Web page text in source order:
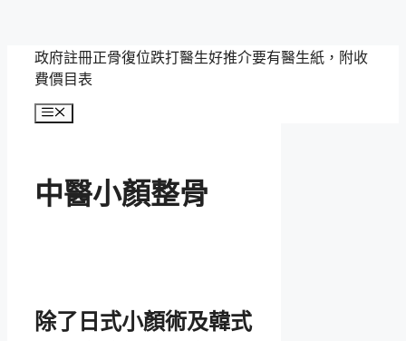
政府註冊正骨復位跌打醫生好推介要有醫生紙，附收
費價目表
選
中醫小顏整骨
除了日式小顏術及韓式